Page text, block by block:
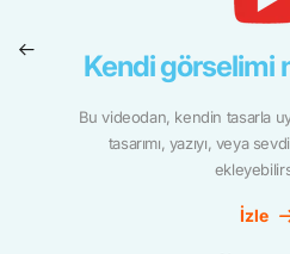
Kendi görselimi
Bu videodan, kendin tasarla
tasarımı, yazıyı, veya
İzle